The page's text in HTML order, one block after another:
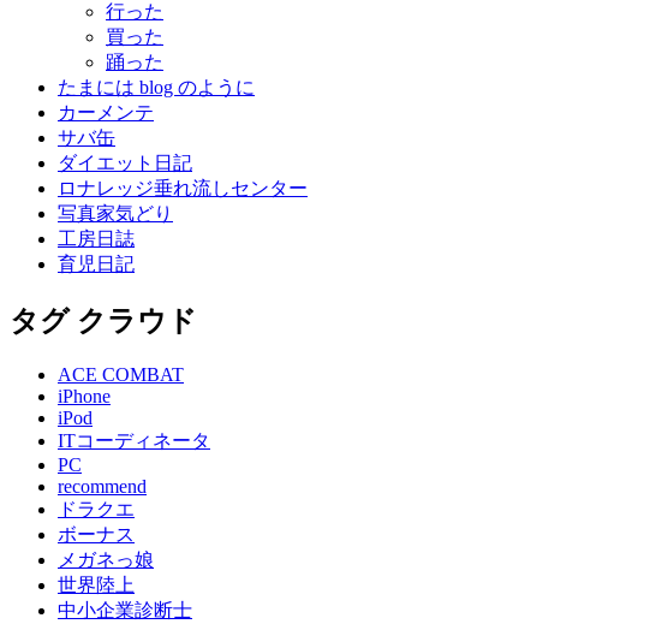
行った
買った
踊った
たまには blog のように
カーメンテ
サバ缶
ダイエット日記
ロナレッジ垂れ流しセンター
写真家気どり
工房日誌
育児日記
タグ クラウド
ACE COMBAT
iPhone
iPod
ITコーディネータ
PC
recommend
ドラクエ
ボーナス
メガネっ娘
世界陸上
中小企業診断士